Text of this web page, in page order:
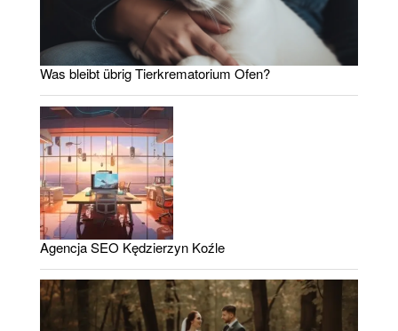
Was bleibt übrig Tierkrematorium Ofen?
Agencja SEO Kędzierzyn Koźle